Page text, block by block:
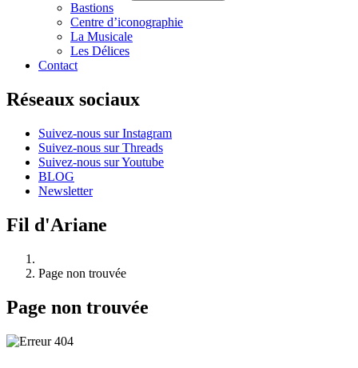
Bastions
Centre d’iconographie
La Musicale
Les Délices
Contact
Réseaux sociaux
Suivez-nous sur Instagram
Suivez-nous sur Threads
Suivez-nous sur Youtube
BLOG
Newsletter
Fil d'Ariane
Page non trouvée
Page non trouvée